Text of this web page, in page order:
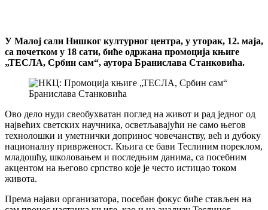
У Малој сали Нишког културног центра, у уторак, 12. маја,
са почетком у 18 сати, биће одржана промоција књиге
„ТЕСЛА, Србин сам“, аутора Бранислава Станковића.
Ово дело нуди свеобухватан поглед на живот и рад једног од
највећих светских научника, осветљавајући не само његов
технолошки и уметнички допринос човечанству, већ и дубоку
националну приврженост. Књига се бави Теслиним пореклом,
младошћу, школовањем и последњим данима, са посебним
акцентом на његово српство које је често истицао током
живота.
Према најави организатора, посебан фокус биће стављен на